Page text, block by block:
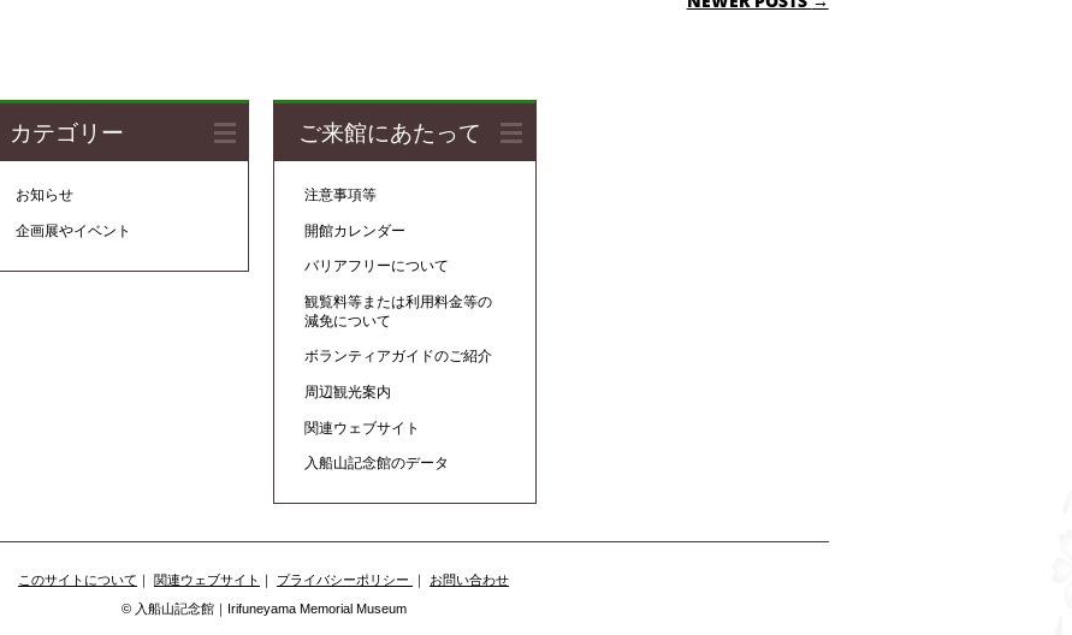
カテゴリー
お知らせ
企画展やイベント
ご来館にあたって
注意事項等
開館カレンダー
バリアフリーについて
観覧料等または利用料金等の
減免について
ボランティアガイドのご紹介
周辺観光案内
関連ウェブサイト
入船山記念館のデータ
このサイトについて ｜ 関連ウェブサイト ｜ プライバシーポリシー ｜ お問い合わせ
© 入船山記念館｜Irifuneyama Memorial Museum